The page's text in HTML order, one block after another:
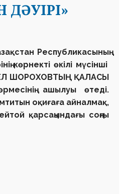
Республикасының
көрнекті өкілі мүсінші
ШОРОХОВТЫҢ ҚАЛАСЫ
ашылуы өтеді.
оқиғаға айналмақ,
қарсаңындағы соңғы